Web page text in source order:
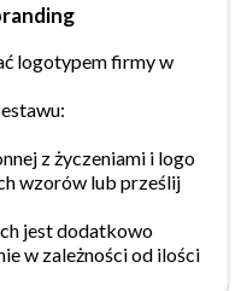
logotypem firmy w
z życzeniami i logo
wzorów lub prześlij
jest dodatkowo
w zależności od ilości